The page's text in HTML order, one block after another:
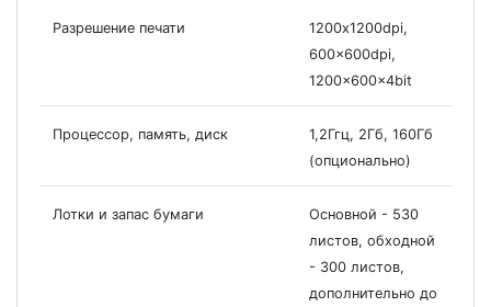
Разрешение печати
1200х1200dpi,
600x600dpi,
1200x600x4bit
Процессор, память, диск
1,2Ггц, 2Гб, 160Гб
(опционально)
Лотки и запас бумаги
Основной - 530
листов, обходной
- 300 листов,
дополнительно до